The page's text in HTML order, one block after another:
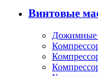
Винтовые
Дожимные